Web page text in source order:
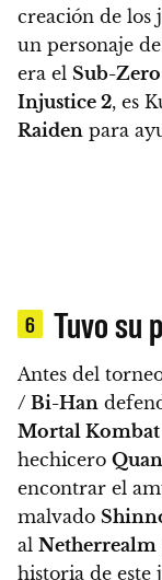
creación de los
un personaje de
era el Sub-Zero
Injustice 2, es
Raiden para
6 Tuvo su
Antes del
/ Bi-Han
Mortal
hechicero
encontrar el
malvado
al Netherrealm
historia de este